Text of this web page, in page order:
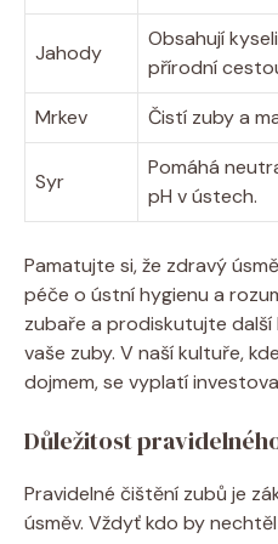
Jahody
Obsahují
přírodní
Mrkev
Čistí zuby a
Syr
Pomáhá
pH v ústech.
Pamatujte si, že zdravý
péče o ústní hygienu a
zubaře a prodiskutujte
vaše zuby. V naší kultuře,
dojmem, se vyplatí
Důležitost
Pravidelné čištění zubů je
úsměv. Vždyť kdo by